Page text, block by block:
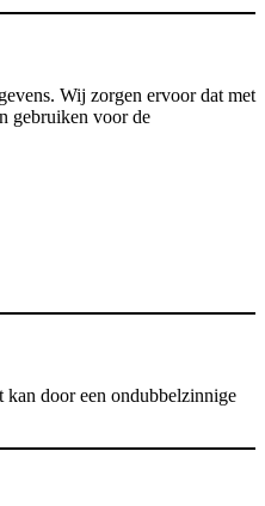
Wij zorgen ervoor dat met
gebruiken voor de
kan door een ondubbelzinnige